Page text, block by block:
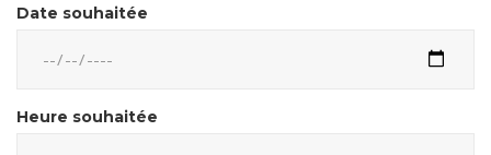
Date souhaitée
Heure souhaitée